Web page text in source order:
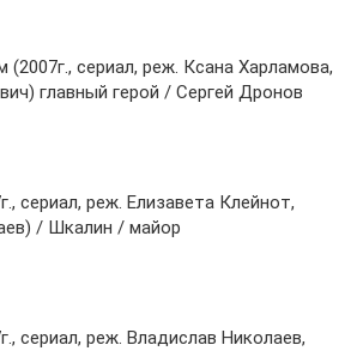
(2007г., сериал, реж. Ксана Харламова,
главный герой / Сергей Дронов
сериал, реж. Елизавета Клейнот,
/ Шкалин / майор
сериал, реж. Владислав Николаев,